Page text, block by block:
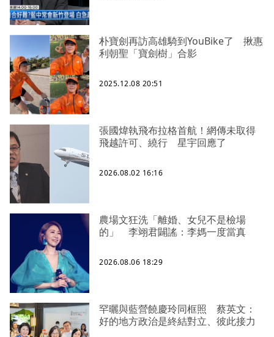
朴寶劍再訪高雄騎到YouBike了 揪惠
利朝聖「寶劍樹」合影
2025.12.08 20:51
張國煒執飛布拉格首航！網傳未取得
飛越許可、繞行 星宇回應了
2026.08.02 16:16
農場文狂洗「離婚、女兒不是檢場
的」 李翊君闢謠：李媽一度當真
2026.08.06 18:29
罕曬與藍營饒慶玲同框照 蔡英文：
好的地方政治是終結對立、彼此接力